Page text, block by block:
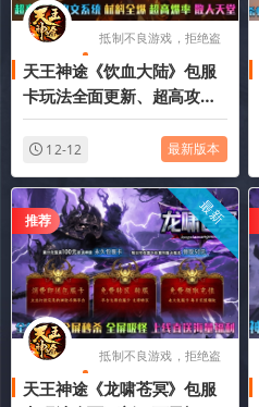
抵制不良游戏，拒绝盗
版游戏
天王神途《饮血大陆》包服
卡玩法全面更新、超高攻
速、一切全靠打、装备为
王、零氪通关（铭文系统、
灵兽培养等特色玩法邀你来
战）
12-12 最新版本
推荐 最新
抵制不良游戏，拒绝盗
版游戏
天王神途《龙啸苍冥》包服